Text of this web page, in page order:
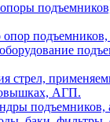
опор
стрел,
АГП.